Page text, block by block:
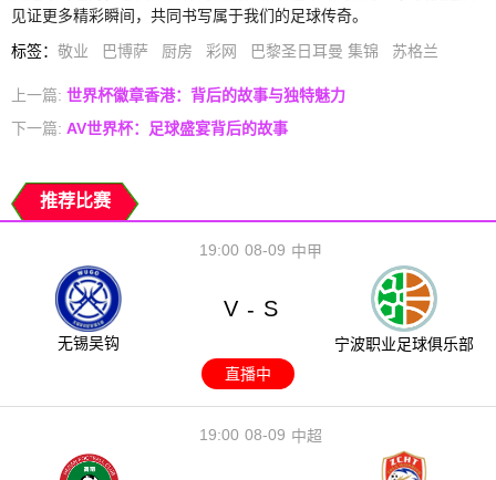
见证更多精彩瞬间，共同书写属于我们的足球传奇。
标签： 敬业 巴博萨 厨房 彩网 巴黎圣日耳曼 集锦 苏格兰
上一篇: 世界杯徽章香港：背后的故事与独特魅力
下一篇: AV世界杯：足球盛宴背后的故事
推荐比赛
08-09
19:00 中甲
无锡吴钩
V - S
宁波职业足球俱乐部
直播中
08-09
19:00 中超